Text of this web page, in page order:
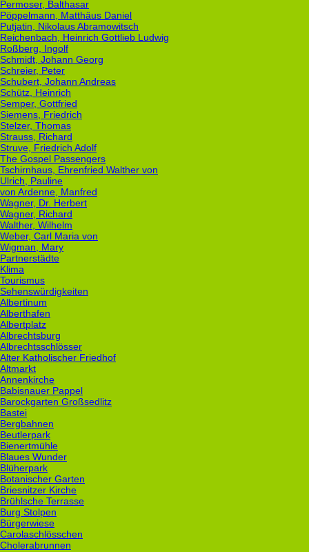
Permoser, Balthasar
Pöppelmann, Matthäus Daniel
Putjatin, Nikolaus Abramowitsch
Reichenbach, Heinrich Gottlieb Ludwig
Roßberg, Ingolf
Schmidt, Johann Georg
Schreier, Peter
Schubert, Johann Andreas
Schütz, Heinrich
Semper, Gottfried
Siemens, Friedrich
Stelzer, Thomas
Strauss, Richard
Struve, Friedrich Adolf
The Gospel Passengers
Tschirnhaus, Ehrenfried Walther von
Ulrich, Pauline
von Ardenne, Manfred
Wagner, Dr. Herbert
Wagner, Richard
Walther, Wilhelm
Weber, Carl Maria von
Wigman, Mary
Partnerstädte
Klima
Tourismus
Sehenswürdigkeiten
Albertinum
Alberthafen
Albertplatz
Albrechtsburg
Albrechtsschlösser
Alter Katholischer Friedhof
Altmarkt
Annenkirche
Babisnauer Pappel
Barockgarten Großsedlitz
Bastei
Bergbahnen
Beutlerpark
Bienertmühle
Blaues Wunder
Blüherpark
Botanischer Garten
Briesnitzer Kirche
Brühlsche Terrasse
Burg Stolpen
Bürgerwiese
Carolaschlösschen
Cholerabrunnen